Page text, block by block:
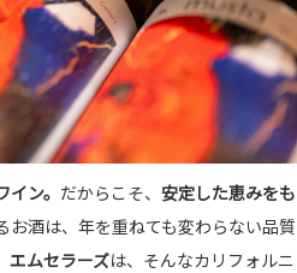
ン。 だからこそ、 安定した恵みをも
お酒は、年を重ねても変わらない品質
エムセラーズは、そんなカリフォルニ